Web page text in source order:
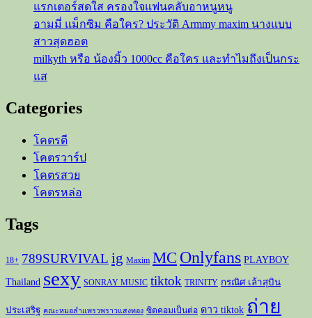
แรกเตอร์สดใส ครองใจแฟนคลับอาหนูหนู
อามมี่ แม็กซิม คือใคร? ประวัติ Armmy maxim นางแบบ
สาวสุดฮอต
milkyth หรือ น้องมิ้ว 1000cc คือใคร และทำไมถึงเป็นกระ
แส
Categories
โคตรดี
โคตรวาร์ป
โคตรสวย
โคตรหล่อ
Tags
18+ 789SURVIVAL ig Maxim MC Onlyfans PLAYBOY
Thailand sexy SONRAY MUSIC tiktok TRINITY กรณิศ เล้าสุบิน
ประเสริฐ คณะหมอลำแพรวพราวแสงทอง ซิตคอมเป็นต่อ ดาว tiktok ถ่าย